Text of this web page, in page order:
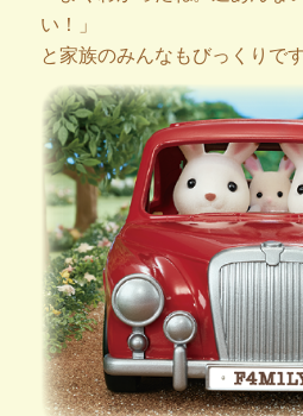
い！」
と家族のみんなもびっくりです